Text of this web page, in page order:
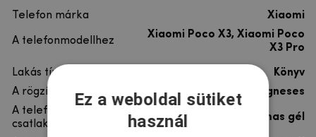
Telefon márka Xiaomi
A telefonmodellhez
Xiaomi Poco X3, Xiaomi Poco
X3 Pro
Lakás típusa
Könyv
A rögzítés típusa
Mágneses
A telefon
csatlakoztatása
rugalmas gél
Ez a weboldal sütiket
használ